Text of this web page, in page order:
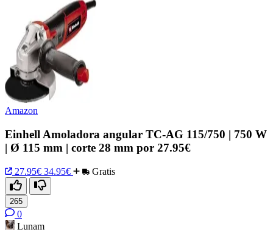
Amazon
Einhell Amoladora angular TC-AG 115/750 | 750 W
| Ø 115 mm | corte 28 mm por 27.95€
27.95€ 34.95€ Gratis
265
0
Lunam